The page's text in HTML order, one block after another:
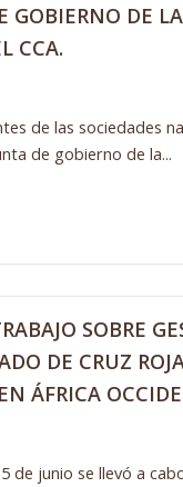
GOBIERNO DE
CCA.
de las sociedades
de gobierno de la...
SOBRE
DE CRUZ
ÁFRICA
de junio se llevó a